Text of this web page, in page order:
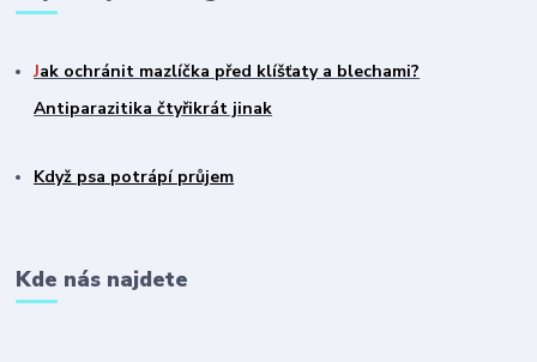
Jak ochránit mazlíčka před klíšťaty a blechami?
Antiparazitika čtyřikrát jinak
Když psa potrápí průjem
Kde nás najdete